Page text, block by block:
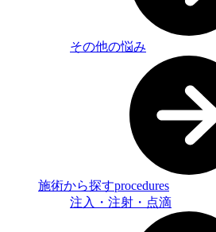
その他の悩み
施術から探すprocedures
注入・注射・点滴